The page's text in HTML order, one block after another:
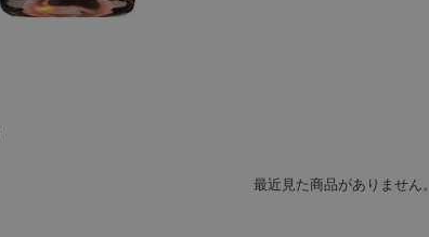
最近見た商品がありません。